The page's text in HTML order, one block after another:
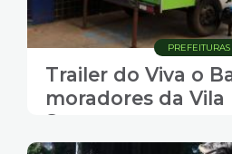
Trailer do Viva o
moradores da Vila
Santos